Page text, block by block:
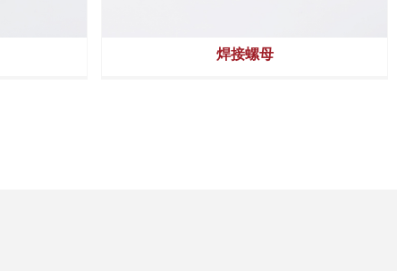
焊接螺母
铰链紧固件